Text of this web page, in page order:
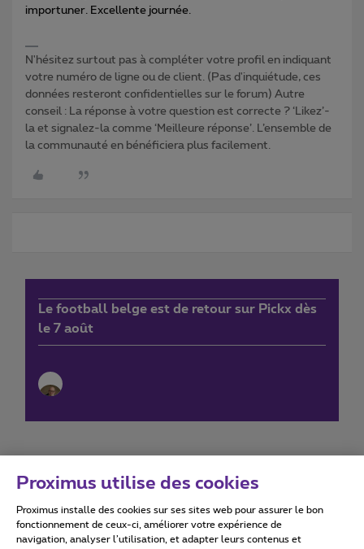
importuner. Excellente journée.
N'hésitez surtout pas à compléter votre profil en indiquant
votre numéro de ligne ou de client. (Pas d'inquiétude, ces
données resteront confidentielles sur le forum) Autre
conseil : La réponse à votre question est correcte ? ‘Likez’-
la et signalez-la comme ‘Meilleure réponse’. L’ensemble de
la communauté en bénéficiera plus facilement.
Le football belge est de retour sur Pickx dès
le 7 août
Conditions d'utilisation Accessibility statement
Proximus utilise des cookies
Proximus installe des cookies sur ses sites web pour assurer le bon
fonctionnement de ceux-ci, améliorer votre expérience de
navigation, analyser l’utilisation, et adapter leurs contenus et